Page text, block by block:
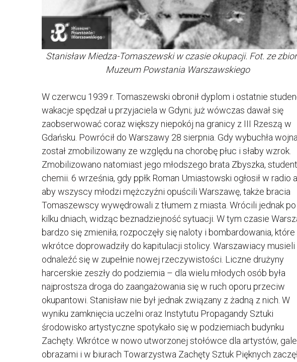
Stanisław Miedza-Tomaszewski w czasie okupacji. Fot. ze
Muzeum Powstania Warszawskiego
W czerwcu 1939 r. Tomaszewski obronił dyplom i ostatnie
wakacje spędzał u przyjaciela w Gdyni; już wówczas dawał się
zaobserwować coraz większy niepokój na granicy z III Rzeszą w
Gdańsku. Powrócił do Warszawy 28 sierpnia. Gdy wybuchła
został zmobilizowany ze względu na chorobę płuc i słaby wzrok.
Zmobilizowano natomiast jego młodszego brata Zbyszka,
chemii. 6 września, gdy ppłk Roman Umiastowski ogłosił w radio
aby wszyscy młodzi mężczyźni opuścili Warszawę, także bracia
Tomaszewscy wywędrowali z tłumem z miasta. Wrócili jednak po
kilku dniach, widząc beznadziejność sytuacji. W tym czasie
bardzo się zmieniła; rozpoczęły się naloty i bombardowania, które
wkrótce doprowadziły do kapitulacji stolicy. Warszawiacy musieli
odnaleźć się w zupełnie nowej rzeczywistości. Liczne drużyny
harcerskie zeszły do podziemia – dla wielu młodych osób była
najprostsza droga do zaangażowania się w ruch oporu przeciw
okupantowi. Stanisław nie był jednak związany z żadną z nich. W
wyniku zamknięcia uczelni oraz Instytutu Propagandy Sztuki
środowisko artystyczne spotykało się w podziemiach budynku
Zachęty. Wkrótce w nowo utworzonej stołówce dla artystów,
obrazami i w biurach Towarzystwa Zachęty Sztuk Pięknych